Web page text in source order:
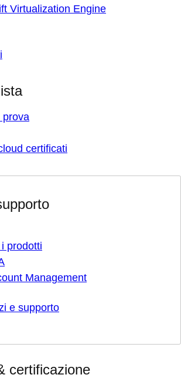
Virtualization Engine
prova
certificati
prodotti
Management
e supporto
certificazione